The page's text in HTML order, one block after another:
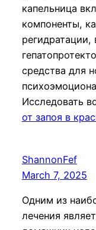
капельница
компоненты,
средства для
Исследовать
от запоя в
ShannonFef
March 7, 2025
Одним из
лечения